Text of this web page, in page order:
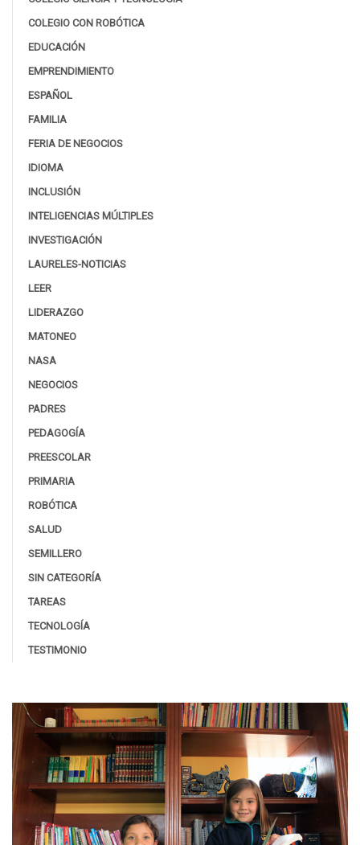
COLEGIO CON ROBÓTICA
EDUCACIÓN
EMPRENDIMIENTO
ESPAÑOL
FAMILIA
FERIA DE NEGOCIOS
IDIOMA
INCLUSIÓN
INTELIGENCIAS MÚLTIPLES
INVESTIGACIÓN
LAURELES-NOTICIAS
LEER
LIDERAZGO
MATONEO
NASA
NEGOCIOS
PADRES
PEDAGOGÍA
PREESCOLAR
PRIMARIA
ROBÓTICA
SALUD
SEMILLERO
SIN CATEGORÍA
TAREAS
TECNOLOGÍA
TESTIMONIO